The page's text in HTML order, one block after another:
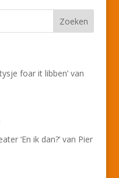
foar it libben’ van
‘En ik dan?’ van Pier